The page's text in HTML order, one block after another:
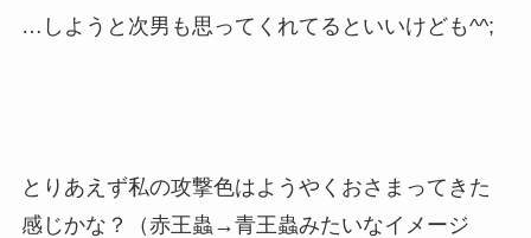
…しようと次男も思ってくれてるといいけども^^;
とりあえず私の攻撃色はようやくおさまってきた
感じかな？（赤王蟲→青王蟲みたいなイメージ